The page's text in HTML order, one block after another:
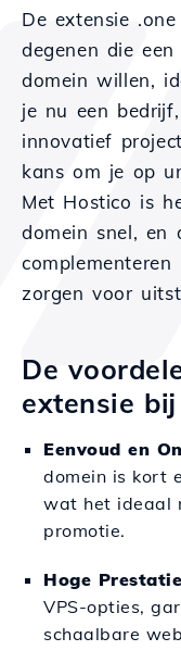
De extensie
degenen die
domein willen,
je nu een
innovatief
kans om je op
Met Hostico is
domein snel, en
zorgen voor
De
extensie
Eenvoud en
domein is kort
wat het ideaal
promotie.
Hoge
VPS-opties,
schaalbare